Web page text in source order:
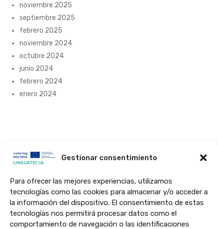
Gestionar consentimiento
Para ofrecer las mejores experiencias, utilizamos
tecnologías como las cookies para almacenar y/o acceder a
la información del dispositivo. El consentimiento de estas
tecnologías nos permitirá procesar datos como el
comportamiento de navegación o las identificaciones
noviembre 2025
septiembre 2025
febrero 2025
noviembre 2024
octubre 2024
junio 2024
febrero 2024
enero 2024
El proyecto LINGUATEC-IA ha sido cofinanciado al 65% por la Unión
Europea a través del Programa Interreg VI-A España-Francia-Andorra
(POCTEFA 2021-2027). El objetivo del POCTEFA es reforzar la